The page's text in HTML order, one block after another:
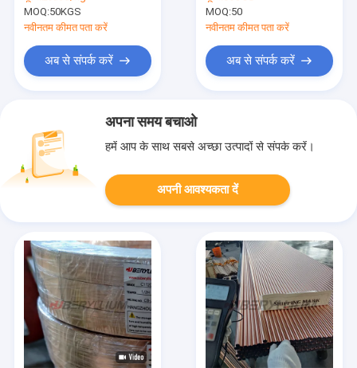
MOQ:50KGS
नवीनतम कीमत पता करें
अब से संपर्क करें
MOQ:50
नवीनतम कीमत पता करें
अब से संपर्क करें
अपना समय बचाओ
हमें आप के साथ सबसे अच्छा उत्पादों से संपर्क करें।
अपनी आवश्यकता दें